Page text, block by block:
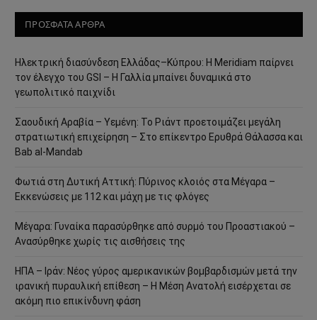
ΠΡΟΣΦΑΤΑ ΑΡΘΡΑ
Ηλεκτρική διασύνδεση Ελλάδας–Κύπρου: Η Meridiam παίρνει
τον έλεγχο του GSI – Η Γαλλία μπαίνει δυναμικά στο
γεωπολιτικό παιχνίδι
Σαουδική Αραβία – Υεμένη: Το Ριάντ προετοιμάζει μεγάλη
στρατιωτική επιχείρηση – Στο επίκεντρο Ερυθρά Θάλασσα και
Bab al-Mandab
Φωτιά στη Δυτική Αττική: Πύρινος κλοιός στα Μέγαρα –
Εκκενώσεις με 112 και μάχη με τις φλόγες
Μέγαρα: Γυναίκα παρασύρθηκε από συρμό του Προαστιακού –
Ανασύρθηκε χωρίς τις αισθήσεις της
ΗΠΑ – Ιράν: Νέος γύρος αμερικανικών βομβαρδισμών μετά την
ιρανική πυραυλική επίθεση – Η Μέση Ανατολή εισέρχεται σε
ακόμη πιο επικίνδυνη φάση